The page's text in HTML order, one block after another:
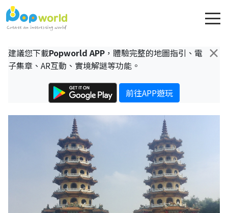
×
建議您下載Popworld APP ，體驗完整的地圖指引、電
子集章、AR互動、實境解謎等功能。
前往APP遊玩